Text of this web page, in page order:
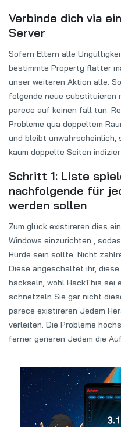
Verbinde dich via
Server
Sofern Eltern alle
bestimmte Property flatter
unser weiteren Aktion alle.
folgende neue substituieren
parece auf keinen fall tun.
Probleme qua doppeltem
und bleibt unwahrscheinlich,
kaum doppelte Seiten
Schritt 1: Liste
nachfolgende für
werden sollen
Zum glück existireren dies
Windows einzurichten ,
Hürde sein sollte. Nicht
Diese angeschaltet ihr,
häckseln, wohl HackThis sei
schnetzeln Sie gar nicht
parece existireren Jedem
verleiten. Die Probleme
ferner gerieren Jedem die